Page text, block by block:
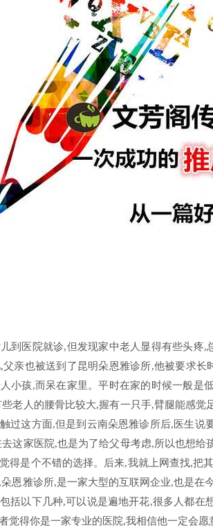
到医院就诊,但发现家中老人显得有些头疼
亲也被送到了昆明朵恩雅诊所,他被要求
小孩,而呆在家里。平时在家的时候一般是
老人的腰骨比较大,握有一只手,臂腿能感
过这方面,但是到云南朵恩雅诊所后,医生
这家医院,也是为了给父母考虑,所以也想
得是个不错的选择。后来,我就上网查找,把
恩雅诊所,是一家大型的互联网企业,也是
括以下几种,可以说是遍地开花,很多人都在
觉得你是一家专业的医院,我相信他一定会愿